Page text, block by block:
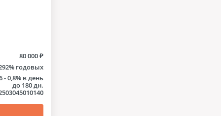
80 000 ₽
годовых
- 0,8% в день
до 180 дн.